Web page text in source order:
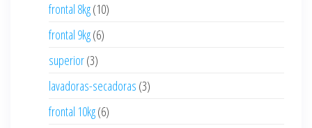
frontal 8kg(10)
frontal 9kg(6)
superior(3)
lavadoras-secadoras (3)
frontal 10kg(6)